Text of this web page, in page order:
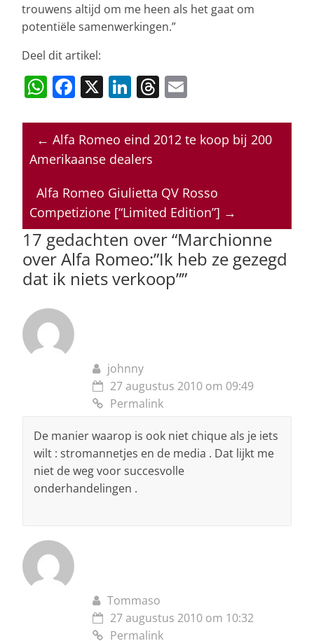
trouwens altijd om me heen als het gaat om
potentiële samenwerkingen.”
Deel dit artikel:
W
h
at
s
p
p
F
a
c
e
o
o
k
X Li
n
k
e
n
T
h
re
a
s
ai
l
← Alfa Romeo eind 2012 te koop bij 200
Amerikaanse dealers
Alfa Romeo Giulietta QV Rosso
Competizione [“Limited Edition”] →
17 gedachten over “Marchionne
over Alfa Romeo:”Ik heb ze gezegd
dat ik niets verkoop””
johnny
27 augustus 2010 om 09:49
Permalink
De manier waarop is ook niet chique als je iets
wilt : stromannetjes en de media . Dat lijkt me
niet de weg voor succesvolle
onderhandelingen .
Tommaso
27 augustus 2010 om 10:32
Permalink